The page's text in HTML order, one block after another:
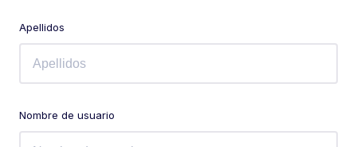
Apellidos
Nombre de usuario